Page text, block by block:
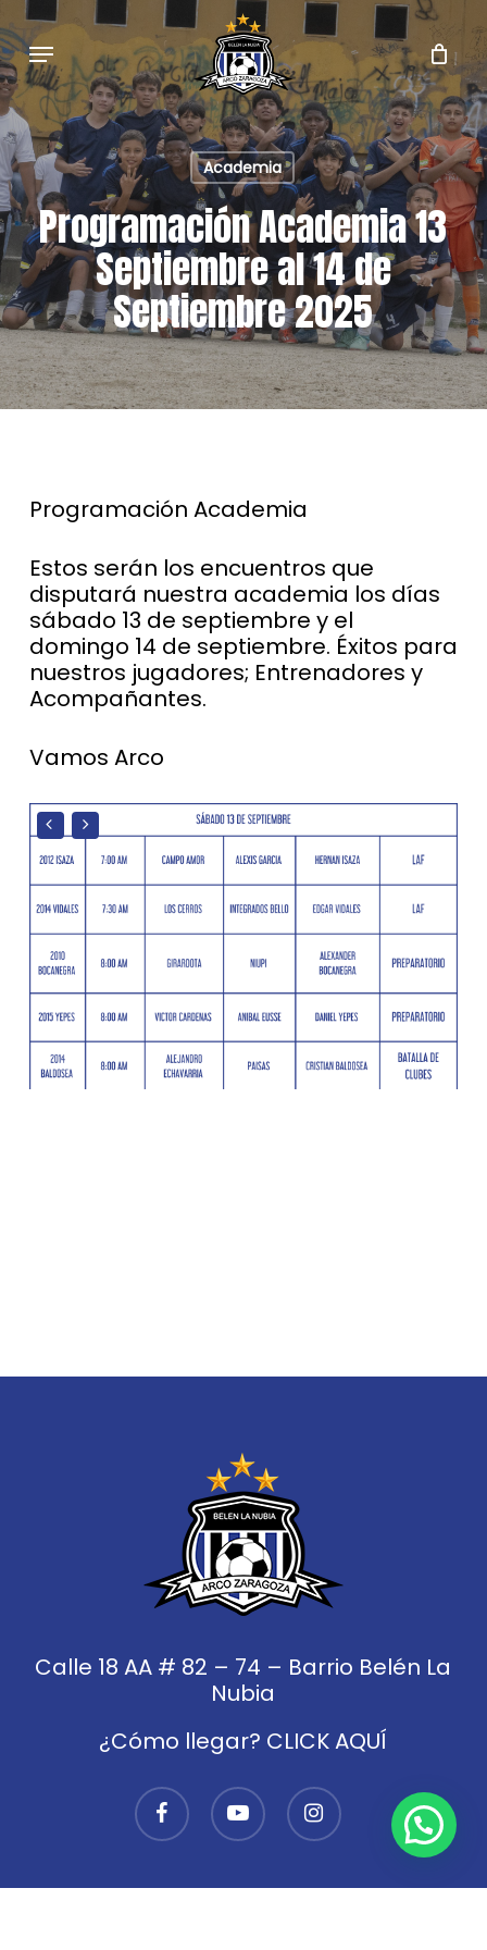
Skip
to
main
content
Menu
Academia
Programación Academia 13
Septiembre al 14 de
Septiembre 2025
Programación Academia
Estos serán los encuentros que
disputará nuestra academia los días
sábado 13 de septiembre y el
domingo 14 de septiembre. Éxitos para
nuestros jugadores; Entrenadores y
Acompañantes.
Vamos Arco
Calle 18 AA # 82 – 74 – Barrio Belén La
Nubia
¿Cómo llegar? CLICK AQUÍ
facebook youtube instagram